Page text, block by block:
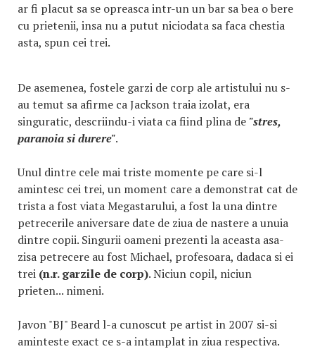
ar fi placut sa se opreasca intr-un un bar sa bea o bere
cu prietenii, insa nu a putut niciodata sa faca chestia
asta, spun cei trei.
De asemenea, fostele garzi de corp ale artistului nu s-
au temut sa afirme ca Jackson traia izolat, era
singuratic, descriindu-i viata ca fiind plina de "stres,
paranoia si durere".
Unul dintre cele mai triste momente pe care si-l
amintesc cei trei, un moment care a demonstrat cat de
trista a fost viata Megastarului, a fost la una dintre
petrecerile aniversare date de ziua de nastere a unuia
dintre copii. Singurii oameni prezenti la aceasta asa-
zisa petrecere au fost Michael, profesoara, dadaca si ei
trei (n.r. garzile de corp). Niciun copil, niciun
prieten... nimeni.
Javon "BJ" Beard l-a cunoscut pe artist in 2007 si-si
aminteste exact ce s-a intamplat in ziua respectiva.